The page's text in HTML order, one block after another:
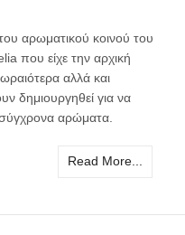
αρωματικού κοινού του
που είχε την αρχική
αλλά και
δημιουργηθεί για να
αρώματα.
Read More...